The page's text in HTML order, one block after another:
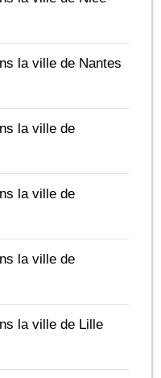
la ville de Nantes
la ville de
la ville de
la ville de
la ville de Lille